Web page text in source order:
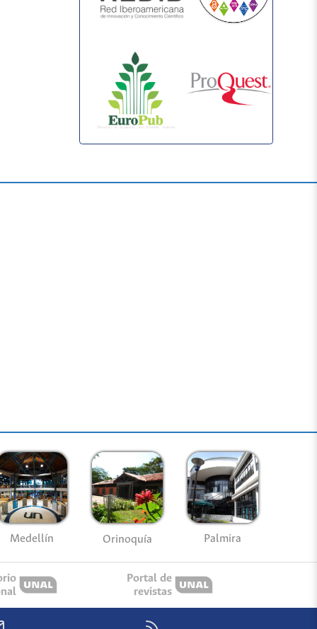
Medellín Orinoquía Palmira
Portal de
revistas